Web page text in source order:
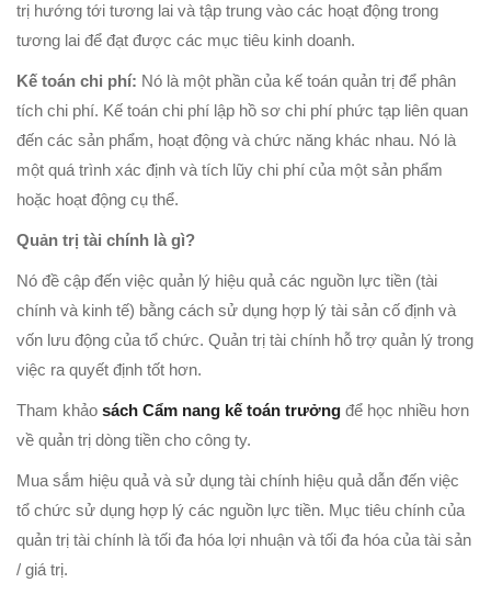
trị hướng tới tương lai và tập trung vào các hoạt động trong
tương lai để đạt được các mục tiêu kinh doanh.
Kế toán chi phí: Nó là một phần của kế toán quản trị để phân
tích chi phí. Kế toán chi phí lập hồ sơ chi phí phức tạp liên quan
đến các sản phẩm, hoạt động và chức năng khác nhau. Nó là
một quá trình xác định và tích lũy chi phí của một sản phẩm
hoặc hoạt động cụ thể.
Quản trị tài chính là gì?
Nó đề cập đến việc quản lý hiệu quả các nguồn lực tiền (tài
chính và kinh tế) bằng cách sử dụng hợp lý tài sản cố định và
vốn lưu động của tổ chức. Quản trị tài chính hỗ trợ quản lý trong
việc ra quyết định tốt hơn.
Tham khảo sách Cẩm nang kế toán trưởng để học nhiều hơn
về quản trị dòng tiền cho công ty.
Mua sắm hiệu quả và sử dụng tài chính hiệu quả dẫn đến việc
tổ chức sử dụng hợp lý các nguồn lực tiền. Mục tiêu chính của
quản trị tài chính là tối đa hóa lợi nhuận và tối đa hóa của tài sản
/ giá trị.